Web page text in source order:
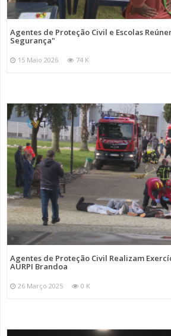
Agentes de Proteção Civil e Escolas
Segurança"
15 Maio 2026 74 K
Agentes de Proteção Civil Realizam
AURPI Brandoa
26 Março 2025 0 K